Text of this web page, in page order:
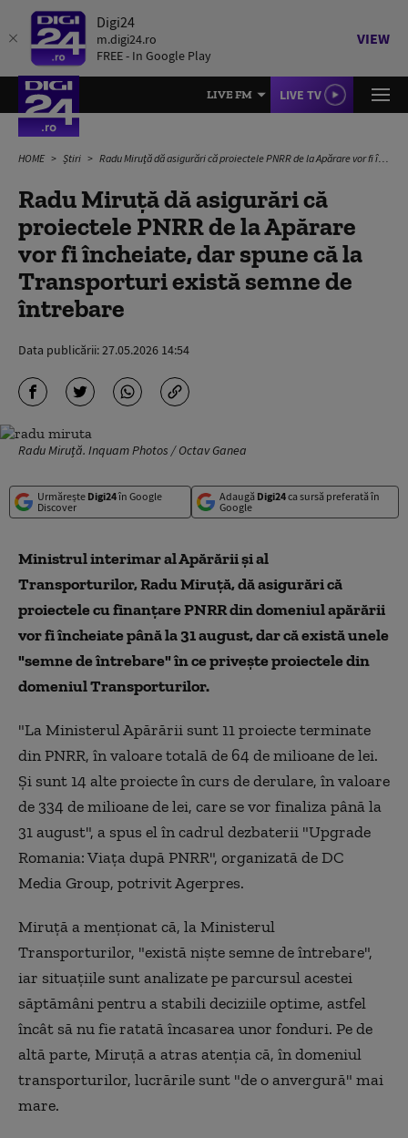
Digi24
m.digi24.ro
FREE - In Google Play
VIEW
LIVE FM LIVE TV
HOME Știri Radu Miruţă dă asigurări că proiectele PNRR de la Apărare vor fi încheiate, dar spune că la Transporturi există semne de întrebare
Radu Miruţă dă asigurări că
proiectele PNRR de la Apărare
vor fi încheiate, dar spune că la
Transporturi există semne de
întrebare
Data publicării:27.05.2026 14:54
Radu Miruță. Inquam Photos / Octav Ganea
Urmărește Digi24în Google
Discover
Adaugă Digi24ca sursă preferată în
Google
Ministrul interimar al Apărării şi al
Transporturilor, Radu Miruţă, dă asigurări că
proiectele cu finanţare PNRR din domeniul apărării
vor fi încheiate până la 31 august, dar că există unele
"semne de întrebare" în ce priveşte proiectele din
domeniul Transporturilor.
"La Ministerul Apărării sunt 11 proiecte terminate
din PNRR, în valoare totală de 64 de milioane de lei.
Şi sunt 14 alte proiecte în curs de derulare, în valoare
de 334 de milioane de lei, care se vor finaliza până la
31 august", a spus el în cadrul dezbaterii "Upgrade
Romania: Viaţa după PNRR", organizată de DC
Media Group, potrivit Agerpres.
Miruţă a menţionat că, la Ministerul
Transporturilor, "există nişte semne de întrebare",
iar situaţiile sunt analizate pe parcursul acestei
săptămâni pentru a stabili deciziile optime, astfel
încât să nu fie ratată încasarea unor fonduri. Pe de
altă parte, Miruţă a atras atenţia că, în domeniul
transporturilor, lucrările sunt "de o anvergură" mai
mare.